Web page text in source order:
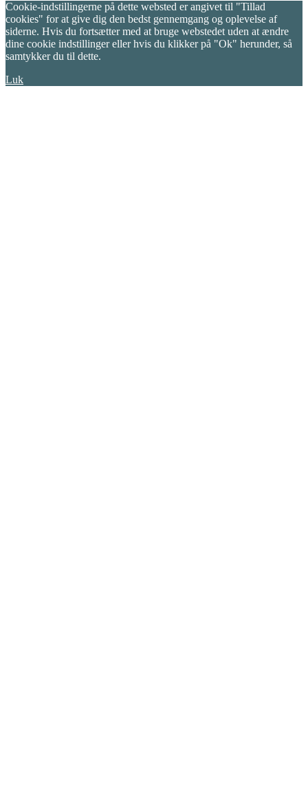
Cookie-indstillingerne på dette websted er angivet til "Tillad
cookies" for at give dig den bedst gennemgang og oplevelse af
siderne. Hvis du fortsætter med at bruge webstedet uden at ændre
dine cookie indstillinger eller hvis du klikker på "Ok" herunder, så
samtykker du til dette.
Luk